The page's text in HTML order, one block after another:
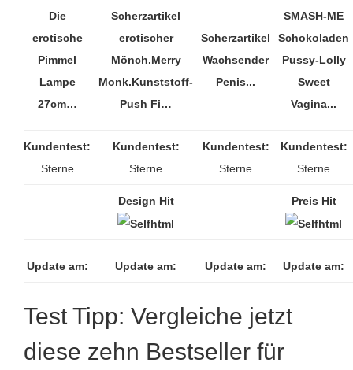
Die
erotische
Pimmel
Lampe
27cm…
Scherzartikel
erotischer
Mönch.Merry
Monk.Kunststoff-
Push Fi…
Scherzartikel
Wachsender
Penis...
SMASH-ME
Schokoladen
Pussy-Lolly
Sweet
Vagina...
Kundentest:
Sterne
Kundentest:
Sterne
Kundentest:
Sterne
Kundentest:
Sterne
Design Hit Preis Hit
Update am: Update am: Update am: Update am:
Test Tipp: Vergleiche jetzt
diese zehn Bestseller für